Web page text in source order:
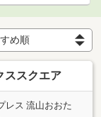
ススクエア
レス 流山おおた